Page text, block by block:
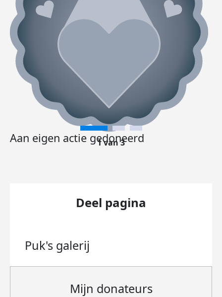
Aan eigen actie gedoneerd
1 van 3
Deel pagina
Puk's galerij
Mijn donateurs